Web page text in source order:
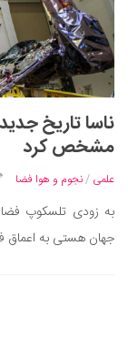
غذا
آشپزی
سفر و
ایران
جهان
موفقیت و
ناسا تاریخ
مشخص کرد
علمی /نجوم و هوا فضا
جهان هستی به اعماق